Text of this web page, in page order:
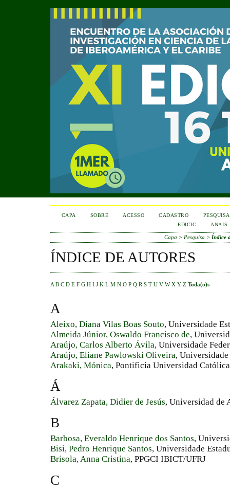
CAPA SOBRE ACESSO CADASTRO
PESQUISA
EDICIC
ANAIS
Capa > Pesquisa > Índice
ÍNDICE DE AUTORES
A B C D E F G H I J K L M N O P Q R S T U V W X Y Z Toda(o)s
A
Aleixo, Diana Vilas Boas Souto, Universidade
Almeida Júnior, Oswaldo Francisco de,
Araújo, Carlos Alberto Ávila, Universidade
Araújo, Eliane Pawlowski Oliveira,
Arakaki, Mónica, Pontificia Universidad
Á
Álvarez Zapata, Didier de Jesús, Universidad de
B
Barbosa, Everaldo Henrique dos Santos,
Bisi, Pedro Henrique Santos, Universidade
Brisola, Anna Cristina, PPGCI IBICT/UFRJ
C